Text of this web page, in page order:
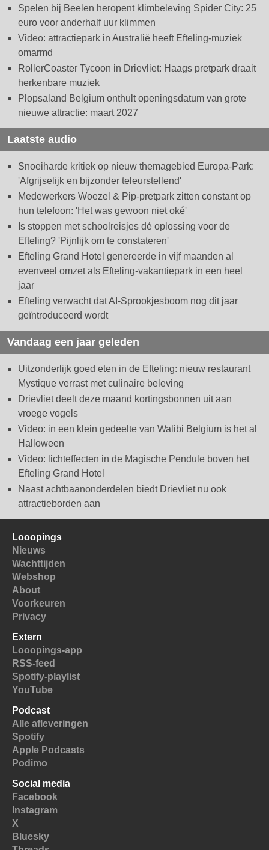
Spelen bij Beelen heropent klimbeleving Spider City: 25
euro voor anderhalf uur klimmen
Video: attractiepark in Australië heeft Efteling-muziek
omarmd
RollerCoaster Tycoon in Drievliet: Haags pretpark draait
herkenbare muziek
Plopsaland Belgium onthult openingsdatum van grote
nieuwe attractie: maart 2027
Laatste audio
Snoeiharde kritiek op nieuw themagebied Europa-Park:
'Afgrijselijk en bijzonder teleurstellend'
Medewerkers Woezel & Pip-pretpark zitten constant op
hun telefoon: 'Het was gewoon niet oké'
Is stoppen met schoolreisjes dé oplossing voor de
Efteling? 'Pijnlijk om te constateren'
Efteling Grand Hotel genereerde in vijf maanden al
evenveel omzet als Efteling-vakantiepark in een heel
jaar
Efteling verwacht dat AI-Sprookjesboom nog dit jaar
geïntroduceerd wordt
Vandaag een jaar geleden
Uitzonderlijk goed eten in de Efteling: nieuw restaurant
Mystique verrast met culinaire beleving
Drievliet deelt deze maand kortingsbonnen uit aan
vroege vogels
Video: in een klein gedeelte van Walibi Belgium is het al
Halloween
Video: lichteffecten in de Magische Pendule boven het
Efteling Grand Hotel
Naast achtbaanonderdelen biedt Drievliet nu ook
attractieborden aan
Looopings
Nieuws
Wachttijden
Webshop
About
Voorkeuren
Privacy
Extern
Looopings-app
RSS-feed
Spotify-playlist
YouTube
Podcast
Alle afleveringen
Spotify
Apple Podcasts
Podimo
Social media
Facebook
Instagram
X
Bluesky